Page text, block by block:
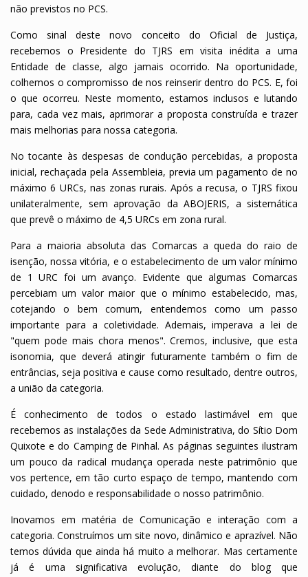
não previstos no PCS.
Como sinal deste novo conceito do Oficial de Justiça,
recebemos o Presidente do TJRS em visita inédita a uma
Entidade de classe, algo jamais ocorrido. Na oportunidade,
colhemos o compromisso de nos reinserir dentro do PCS. E, foi
o que ocorreu. Neste momento, estamos inclusos e lutando
para, cada vez mais, aprimorar a proposta construída e trazer
mais melhorias para nossa categoria.
No tocante às despesas de condução percebidas, a proposta
inicial, rechaçada pela Assembleia, previa um pagamento de no
máximo 6 URCs, nas zonas rurais. Após a recusa, o TJRS fixou
unilateralmente, sem aprovação da ABOJERIS, a sistemática
que prevê o máximo de 4,5 URCs em zona rural.
Para a maioria absoluta das Comarcas a queda do raio de
isenção, nossa vitória, e o estabelecimento de um valor mínimo
de 1 URC foi um avanço. Evidente que algumas Comarcas
percebiam um valor maior que o mínimo estabelecido, mas,
cotejando o bem comum, entendemos como um passo
importante para a coletividade. Ademais, imperava a lei de
"quem pode mais chora menos". Cremos, inclusive, que esta
isonomia, que deverá atingir futuramente também o fim de
entrâncias, seja positiva e cause como resultado, dentre outros,
a união da categoria.
É conhecimento de todos o estado lastimável em que
recebemos as instalações da Sede Administrativa, do Sítio Dom
Quixote e do Camping de Pinhal. As páginas seguintes ilustram
um pouco da radical mudança operada neste patrimônio que
vos pertence, em tão curto espaço de tempo, mantendo com
cuidado, denodo e responsabilidade o nosso patrimônio.
Inovamos em matéria de Comunicação e interação com a
categoria. Construímos um site novo, dinâmico e aprazível. Não
temos dúvida que ainda há muito a melhorar. Mas certamente
já é uma significativa evolução, diante do blog que